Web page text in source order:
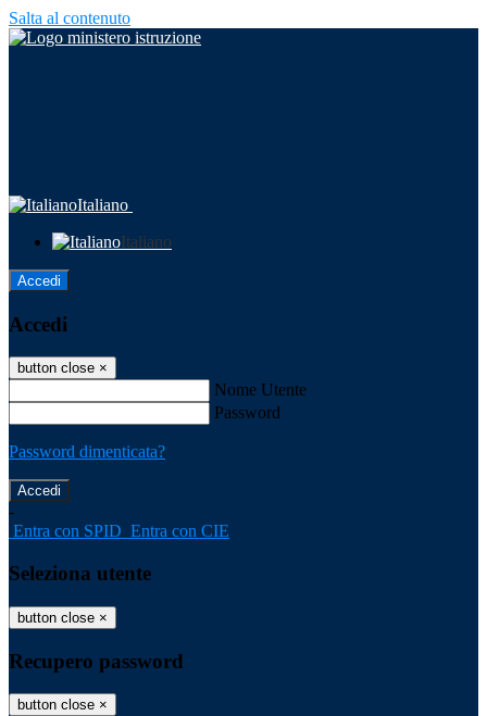
Salta al contenuto
Italiano
Italiano
Accedi
Accedi
button close ×
Nome Utente
Password
Password dimenticata?
-
Entra con SPID Entra con CIE
Seleziona utente
button close ×
Recupero password
button close ×